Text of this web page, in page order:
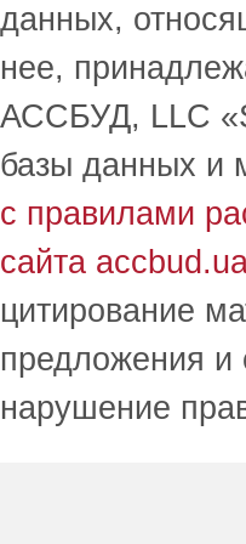
данных,
нее,
АССБУД, LLC
базы данных и
с правилами
сайта
цитирование
предложения и
нарушение